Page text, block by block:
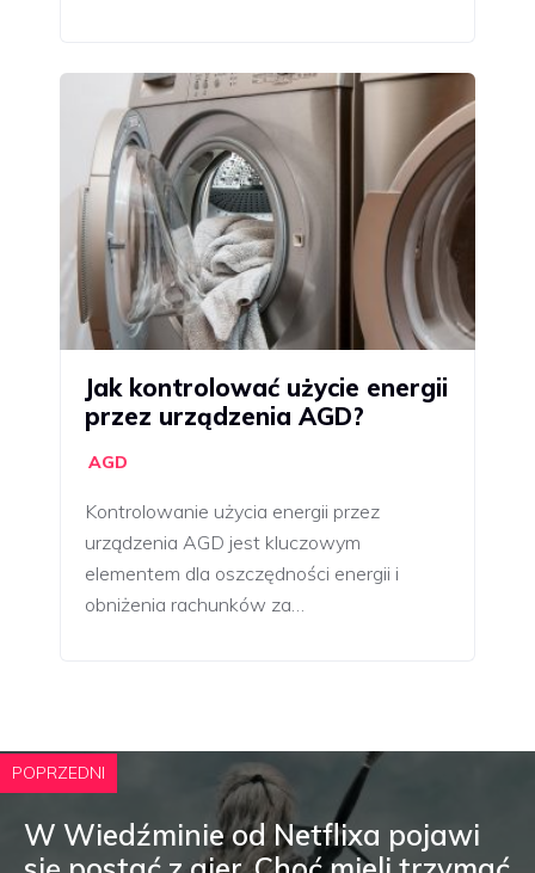
Jak kontrolować użycie energii
przez urządzenia AGD?
AGD
Kontrolowanie użycia energii przez
urządzenia AGD jest kluczowym
elementem dla oszczędności energii i
obniżenia rachunków za…
POPRZEDNI
W Wiedźminie od Netflixa pojawi